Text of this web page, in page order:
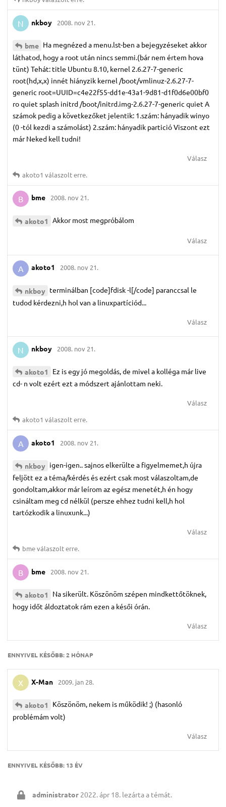
N nkboy 2008. nov 21.
bme Ha megnézed a menu.lst-ben a bejegyzéseket akkor
láthatod, hogy a root után nincs semmi.(bár nem értem hova
tünt) Tehát: title Ubuntu 8.10, kernel 2.6.27-7-generic
root(hd,x,x) innét hiányzik kernel /boot/vmlinuz-2.6.27-7-
generic root=UUID=c4e22f55-dd1e-43a1-9d81-d1f0d6e00bf0
ro quiet splash initrd /boot/initrd.img-2.6.27-7-generic quiet A
számok pedig a következőket jelentik: 1.szám: hányadik winyo
(0 -tól kezdi a számolást) 2.szám: hányadik partició Viszont ezt
már Neked kell tudni!
Válasz
akoto1 válaszolt erre.
B bme 2008. nov 21.
akoto1 Akkor most megpróbálom
Válasz
A akoto1 2008. nov 21.
nkboy terminálban [code]fdisk -l[/code] paranccsal le
tudod kérdezni,h hol van a linuxpartíciód...
Válasz
N nkboy 2008. nov 21.
akoto1
Ez is egy jó megoldás, de mivel a kolléga már live
cd- n volt ezért ezt a módszert ajánlottam neki.
Válasz
akoto1 válaszolt erre.
A akoto1 2008. nov 21.
nkboy igen-igen.. sajnos elkerülte a figyelmemet,h újra
feljött ez a téma/kérdés és ezért csak most válaszoltam,de
gondoltam,akkor már leírom az egész menetét,h én hogy
csináltam meg cd nélkül (persze ehhez tudni kell,h hol
tartózkodik a linuxunk...)
Válasz
bmeválaszolt erre.
B bme 2008. nov 21.
akoto1
Na sikerült. Köszönöm szépen mindkettőtöknek,
hogy időt áldoztatok rám ezen a késői órán.
Válasz
ENNYIVEL KÉSŐBB:2 HÓNAP
X X-Man 2009. jan 28.
akoto1
Köszönöm, nekem is működik! ;) (hasonló
problémám volt)
Válasz
ENNYIVEL KÉSŐBB: 13 ÉV
administrator 2022. ápr 18. lezárta a témát.